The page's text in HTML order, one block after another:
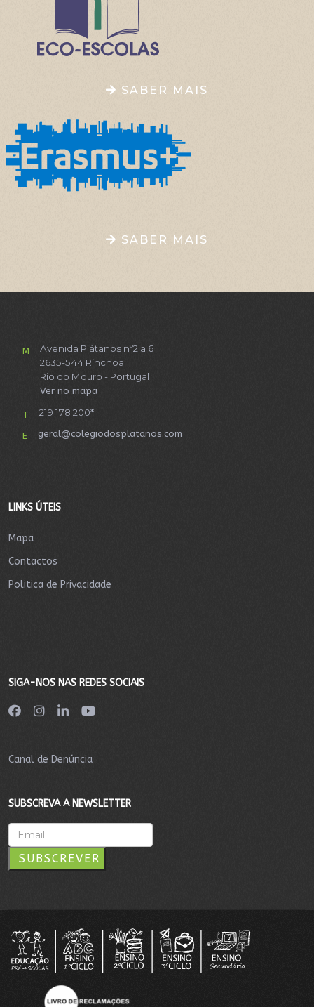
SABER MAIS
SABER MAIS
M
Avenida Plátanos nº2 a 6
2635-544 Rinchoa
Rio do Mouro - Portugal
Ver no mapa
T 219 178 200*
E geral@colegiodosplatanos.com
LINKS ÚTEIS
Mapa
Contactos
Politica de Privacidade
SIGA-NOS NAS REDES SOCIAIS
Canal de Denúncia
SUBSCREVA A NEWSLETTER
SUBSCREVER